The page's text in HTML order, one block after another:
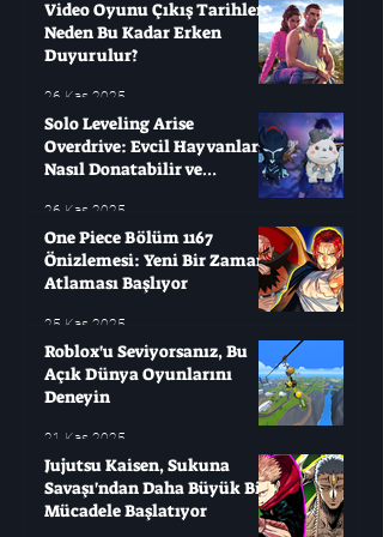
Video Oyunu Çıkış Tarihleri ​​
Neden Bu Kadar Erken
Duyurulur?
26 Kas 2025
Solo Leveling Arise
Overdrive: Evcil Hayvanları
Nasıl Donatabilir ve
26 Kas 2025
One Piece Bölüm 1167
Önizlemesi: Yeni Bir Zaman
Atlaması Başlıyor
25 Kas 2025
Roblox'u Seviyorsanız, Bu
Açık Dünya Oyunlarını
Deneyin
21 Kas 2025
Jujutsu Kaisen, Sukuna
Savaşı'ndan Daha Büyük Bir
Mücadele Başlatıyor